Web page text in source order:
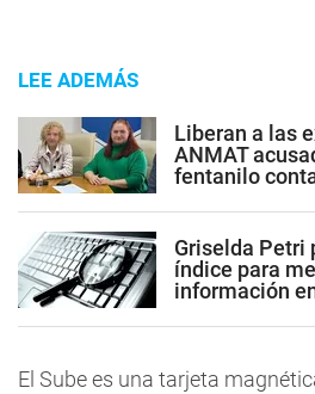
LEE ADEMÁS
Liberan a las
ANMAT
fentanilo
Griselda Petri
índice para
información
El Sube es una tarjeta